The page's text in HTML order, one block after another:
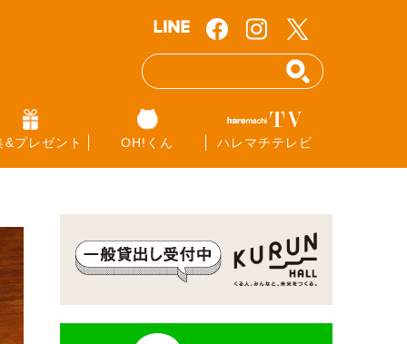
&プレゼント OH!くん ハレマチテレビ